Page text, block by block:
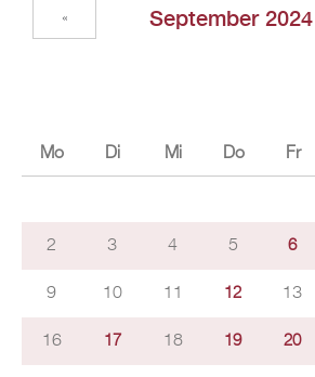
September 2024
«
Mo Di Mi Do Fr
2 3 4 5 6
9 10 11 12 13
16 17 18 19 20